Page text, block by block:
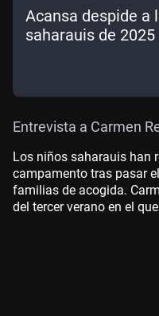
Acansa despide a
saharauis de 2025
Entrevista a Carmen
Los niños saharauis han
campamento tras pasar
familias de acogida.
del tercer verano en el